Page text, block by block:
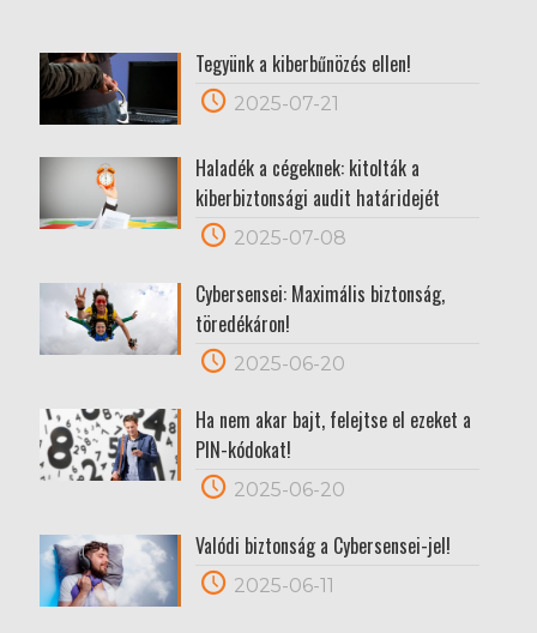
Tegyünk a kiberbűnözés ellen!
2025-07-21
Haladék a cégeknek: kitolták a
kiberbiztonsági audit határidejét
2025-07-08
Cybersensei: Maximális biztonság,
töredékáron!
2025-06-20
Ha nem akar bajt, felejtse el ezeket a
PIN-kódokat!
2025-06-20
Valódi biztonság a Cybersensei-jel!
2025-06-11